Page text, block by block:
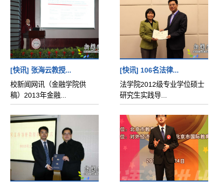
[快讯] 张海云教授...
校新闻网讯（金融学院供
稿）2013年金融...
[快讯] 106名法律...
法学院2012级专业学位硕士
研究生实践导...